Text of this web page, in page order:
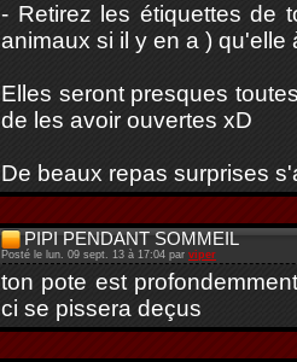
- Retirez les étiquettes de
animaux si il y en a ) qu'elle
Elles seront presques
de les avoir ouvertes xD
De beaux repas surprises
PIPI PENDANT SOMMEIL
Posté le lun. 09 sept. 13 à 17:04 par viper
ton pote est
ci se pissera deçus